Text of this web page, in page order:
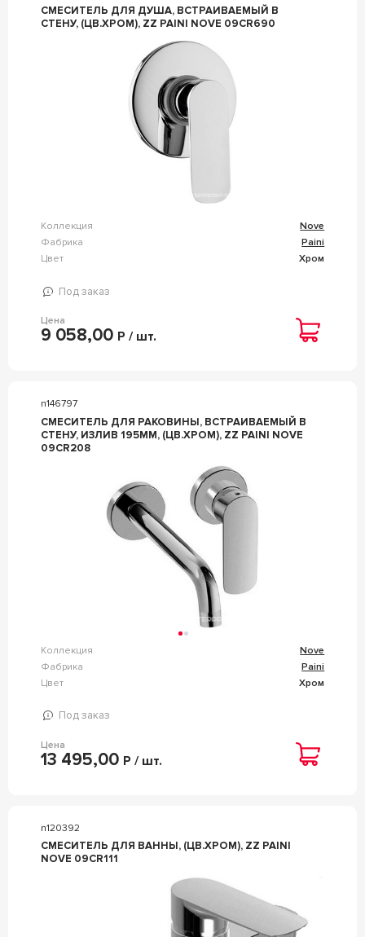
СМЕСИТЕЛЬ ДЛЯ ДУША, ВСТРАИВАЕМЫЙ В
СТЕНУ, (ЦВ.ХРОМ), ZZ PAINI NOVE 09CR690
Коллекция
Nove
Фабрика
Paini
Цвет
Хром
Под заказ
Цена
9 058,00 Р / шт.
n146797
СМЕСИТЕЛЬ ДЛЯ РАКОВИНЫ, ВСТРАИВАЕМЫЙ В
СТЕНУ, ИЗЛИВ 195ММ, (ЦВ.ХРОМ), ZZ PAINI NOVE
09CR208
Коллекция
Nove
Фабрика
Paini
Цвет
Хром
Под заказ
Цена
13 495,00 Р / шт.
n120392
СМЕСИТЕЛЬ ДЛЯ ВАННЫ, (ЦВ.ХРОМ), ZZ PAINI
NOVE 09CR111